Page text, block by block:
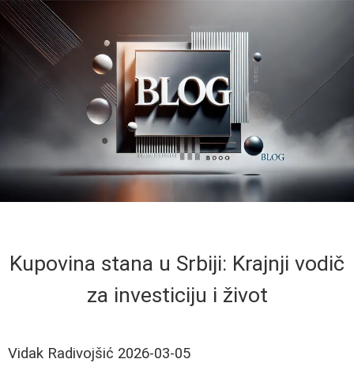
Kupovina stana u Srbiji: Krajnji vodič
za investiciju i život
Vidak Radivojšić 2026-03-05